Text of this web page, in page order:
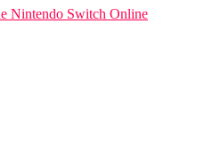
Nintendo Switch Online